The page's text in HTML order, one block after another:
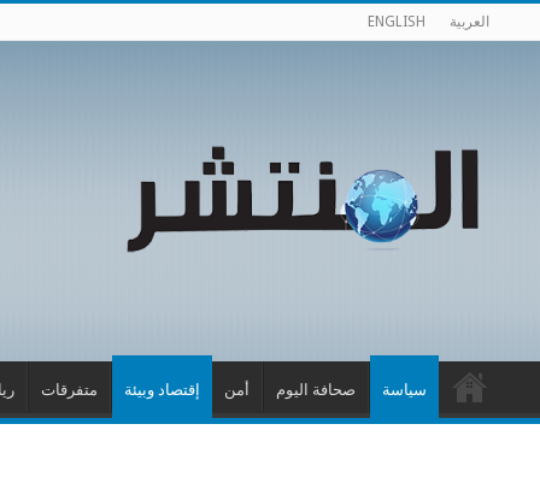
العربية ENGLISH
سياسة صحافة اليوم أمن إقتصاد وبيئة متفرقات